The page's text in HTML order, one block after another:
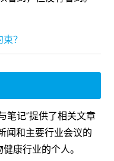
？
笔记”提供了相关文章
闻和主要行业会议的
康行业的个人。